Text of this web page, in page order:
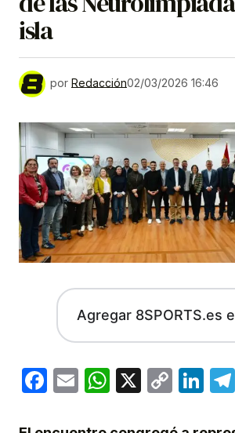
isla
por Redacción02/03/2026 16:46
Agregar 8SPORTS.es
Facebook
EmailWhatsApp
X
Copy